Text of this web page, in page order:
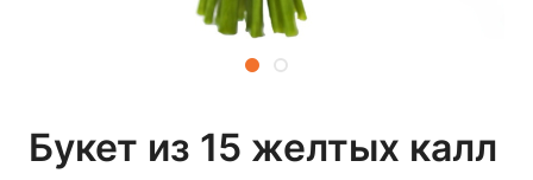
Букет из 15 желтых калл